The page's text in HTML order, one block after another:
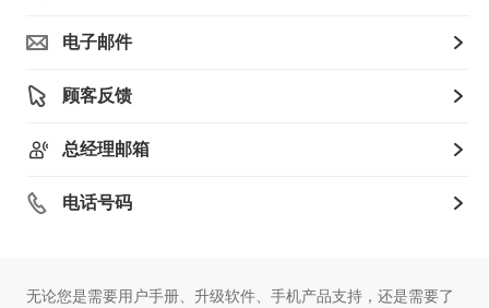
电子邮件
顾客反馈
总经理邮箱
电话号码
无论您是需要用户手册、升级软件、手机产品支持，还是需要了